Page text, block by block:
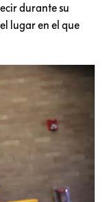
durante su
lugar en el que